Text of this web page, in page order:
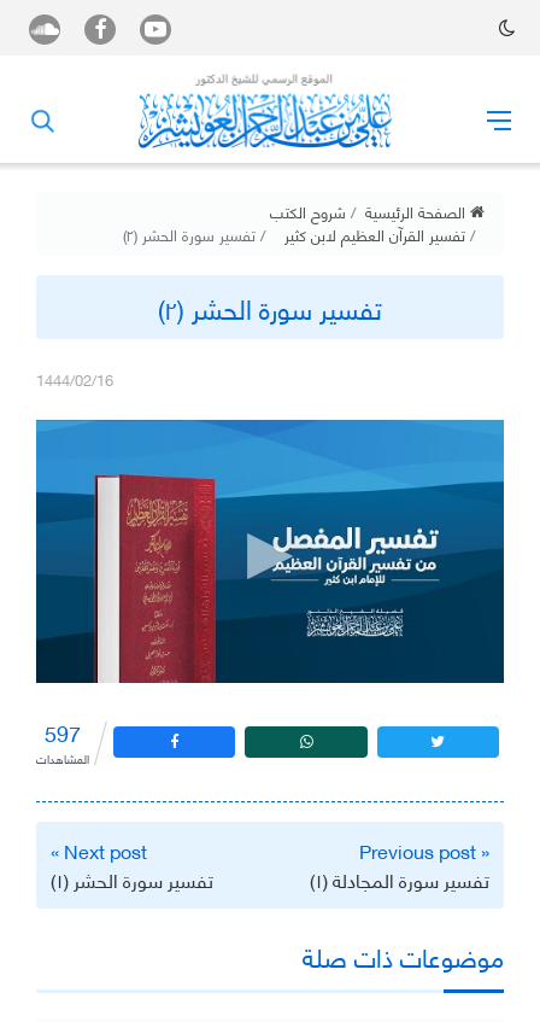
الصفحة الرئيسية شروح الكتب
تفسير القرآن العظيم لابن كثير تفسير سورة الحشر (٢)
تفسير سورة الحشر (٢)
1444/02/16
597
المشاهدات
تصفّح
المقالات
« Previous post
تفسير سورة المجادلة (١)
Next post »
تفسير سورة الحشر (١)
موضوعات ذات صلة